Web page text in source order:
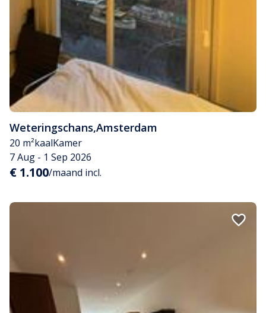
Weteringschans,Amsterdam
20 m²kaalKamer
7 Aug - 1 Sep 2026
€ 1.100/maand incl.